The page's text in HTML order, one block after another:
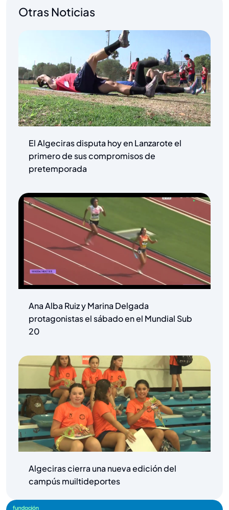
Otras Noticias
El Algeciras disputa hoy en Lanzarote el
primero de sus compromisos de
pretemporada
Ana Alba Ruiz y Marina Delgada
protagonistas el sábado en el Mundial Sub
20
Algeciras cierra una nueva edición del
campús muiltideportes